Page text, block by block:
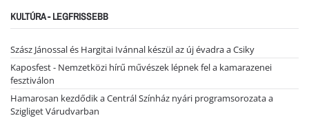
KULTÚRA - LEGFRISSEBB
Szász Jánossal és Hargitai Ivánnal készül az új évadra a Csiky
Kaposfest - Nemzetközi hírű művészek lépnek fel a kamarazenei
fesztiválon
Hamarosan kezdődik a Centrál Színház nyári programsorozata a
Szigliget Várudvarban